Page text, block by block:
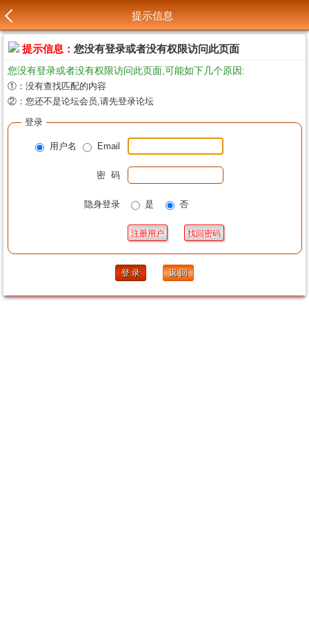
提示信息
提示信息： 您没有登录或者没有权限访问此页面
您没有登录或者没有权限访问此页面,可能如下几个原因:
①：没有查找匹配的内容
②：您还不是论坛会员,请先登录论坛
登录
用户名 Email
密 码
隐身登录 是 否